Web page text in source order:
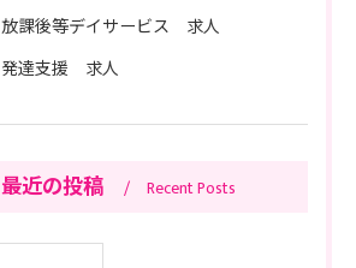
放課後等デイサービス 求人
発達支援 求人
最近の投稿 Recent Posts